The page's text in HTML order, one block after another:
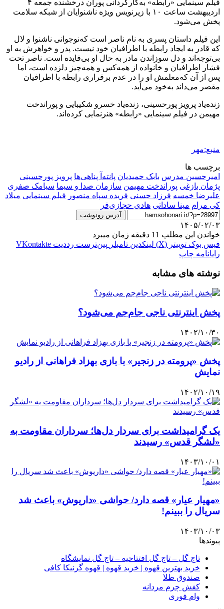
فیلم سینمایی «رابطه» به‌کارگردانی پوران درخشنده جمعه‌ ۴
اردیبهشت ‌ساعت ۱۰ با زیرنویس ویژه‌ ناشنوایان از شبکه‌ سلامت
پخش می‌شود.
این فیلم داستان پسری به‌ نام ناصر است که‌نوجوانی ناشنوا و لال
که‌ قادر به‌ ایجاد رابطه‌ با اطرافیان خود نیست. پدر و خواهرش به‌ او
بی‌توجه‌اند و دل سوزاندن مادر به‌ حال او بی‌فایده‌ است. ناصر تحت
فشار اطرافیان و خانواده‌ از همه‌کس و همه‌چیز دلزده‌ است، اما
پس از آن که‌معلمش او را در عدم برقراری رابطه‌ با اطرافیان
مقصر می‌داند به‌خود می‌آید.
زنده‌یاد پرویز پورحسینی، زنده‌یاد خسرو شکیبایی و پوراندخت
مهیمن در فیلم سینمایی «رابطه» هنرنمایی کرده‌اند.
منبع:مهر
برچسب ها
امیرحسین مدرس بابک حمیدیان پانته‌آ پناهی‌ها پرویز پورحسینی
پژمان بازغی پوراندخت مهیمن سازمان صدا و سیما سیامک صفری
علیرضا خمسه فرزاد حسنی فریده سپاه منصور فیلم سینمایی میلاد
کی مرام مینا ساداتی هادی حجازی‌فر
آدرس رونوشت
۱۴۰۵/۰۲/۰۳
خواندن این مطلب 11 دقیقه زمان میبرد
فیس بوک توییتر (X) لینکدین ‫تامبلر ‫پین‌ترست ‫رددیت ‫VKontakte
رایانامه چاپ
نوشته های مشابه
پخش اینترنتی ناجی جام‌جم می‌شود؟
۱۴۰۲/۱۰/۳۰
پخش «پرومته در زنجیر» با بازی بهزاد فراهانی از رادیو
نمایش
۱۴۰۲/۱۰/۱۹
یک گرامیداشت برای سردار دل‌ها؛ سرداران مقاومت به
«لشگر قدس» رسیدند
۱۴۰۳/۱۰/۰۱
«مهیار عیار» قصه دارد/ حواشی «داریوش» باعث شد
سریال را ببینم!
۱۴۰۳/۱۰/۰۳
پیوندها
تاج گل – تاج گل افتتاحیه – تاج گل نمایشگاه
خرید بهترین قهوه | خرید قهوه | قهوه گرنیکا کافی
صندوق طلا
کفش چرم مردانه
وام فوری